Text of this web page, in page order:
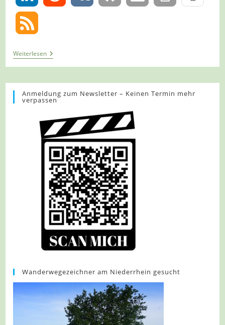
WeiterlesenTour
1400
–
Süchteln
–
Den
Meistern
Anmeldung zum Newsletter – Keinen Termin mehr
verpassen
Wanderwegezeichner am Niederrhein gesucht